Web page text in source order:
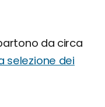
da circa
selezione dei